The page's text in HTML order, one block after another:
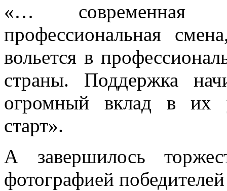
«… современная
профессиональная
вольется в
страны. Поддержка
огромный вклад в их
старт».
А завершилось
фотографией